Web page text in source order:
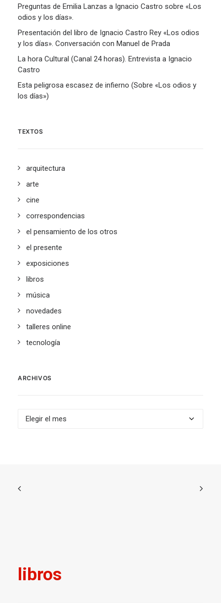
Preguntas de Emilia Lanzas a Ignacio Castro sobre «Los
odios y los días».
Presentación del libro de Ignacio Castro Rey «Los odios
y los días». Conversación con Manuel de Prada
La hora Cultural (Canal 24 horas). Entrevista a Ignacio
Castro
Esta peligrosa escasez de infierno (Sobre «Los odios y
los días»)
TEXTOS
arquitectura
arte
cine
correspondencias
el pensamiento de los otros
el presente
exposiciones
libros
música
novedades
talleres online
tecnología
ARCHIVOS
Archivos
libros